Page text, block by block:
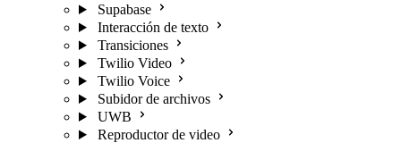
Supabase
Interacción de texto
Transiciones
Twilio Video
Twilio Voice
Subidor de archivos
UWB
Reproductor de video